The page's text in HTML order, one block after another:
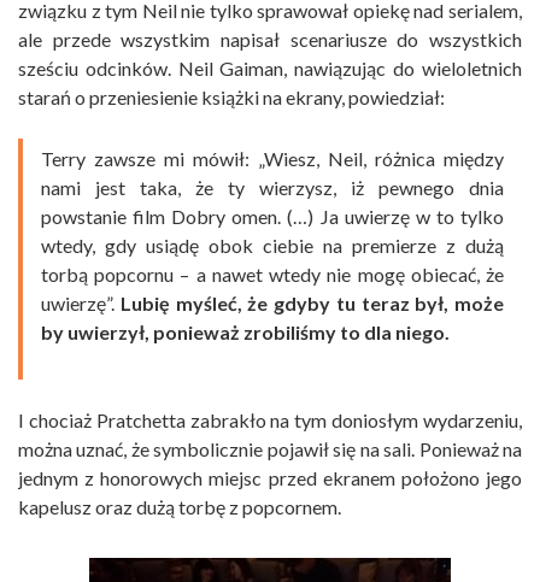
związku z tym Neil nie tylko sprawował opiekę nad serialem,
ale przede wszystkim napisał scenariusze do wszystkich
sześciu odcinków. Neil Gaiman, nawiązując do wieloletnich
starań o przeniesienie książki na ekrany, powiedział:
Terry zawsze mi mówił: „Wiesz, Neil, różnica między
nami jest taka, że ty wierzysz, iż pewnego dnia
powstanie film Dobry omen. (…) Ja uwierzę w to tylko
wtedy, gdy usiądę obok ciebie na premierze z dużą
torbą popcornu – a nawet wtedy nie mogę obiecać, że
uwierzę”. Lubię myśleć, że gdyby tu teraz był, może
by uwierzył, ponieważ zrobiliśmy to dla niego.
I chociaż Pratchetta zabrakło na tym doniosłym wydarzeniu,
można uznać, że symbolicznie pojawił się na sali. Ponieważ na
jednym z honorowych miejsc przed ekranem położono jego
kapelusz oraz dużą torbę z popcornem.